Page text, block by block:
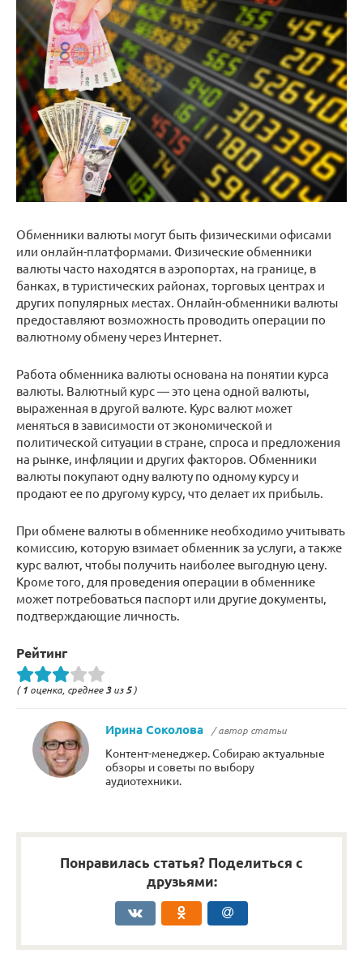
Обменники валюты могут быть физическими офисами
или онлайн-платформами. Физические обменники
валюты часто находятся в аэропортах, на границе, в
банках, в туристических районах, торговых центрах и
других популярных местах. Онлайн-обменники валюты
предоставляют возможность проводить операции по
валютному обмену через Интернет.
Работа обменника валюты основана на понятии курса
валюты. Валютный курс — это цена одной валюты,
выраженная в другой валюте. Курс валют может
меняться в зависимости от экономической и
политической ситуации в стране, спроса и предложения
на рынке, инфляции и других факторов. Обменники
валюты покупают одну валюту по одному курсу и
продают ее по другому курсу, что делает их прибыль.
При обмене валюты в обменнике необходимо учитывать
комиссию, которую взимает обменник за услуги, а также
курс валют, чтобы получить наиболее выгодную цену.
Кроме того, для проведения операции в обменнике
может потребоваться паспорт или другие документы,
подтверждающие личность.
Рейтинг
(1 оценка, среднее3из5)
Ирина Соколова / автор статьи
Контент-менеджер. Собираю актуальные
обзоры и советы по выбору
аудиотехники.
Понравилась статья? Поделиться с
друзьями: